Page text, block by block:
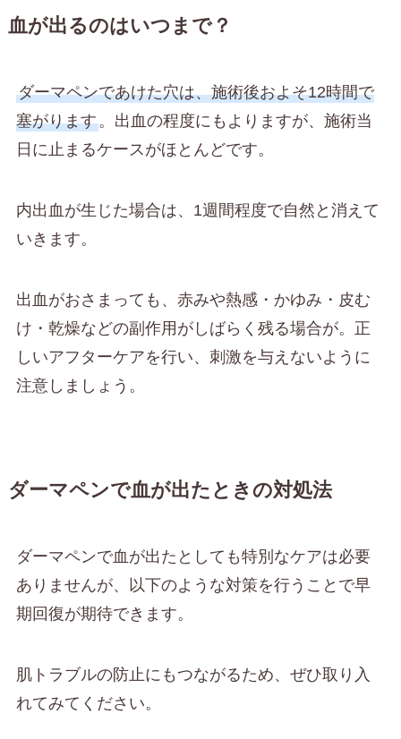
血が出るのはいつまで？
ダーマペンであけた穴は、施術後およそ12時間で
塞がります。出血の程度にもよりますが、施術当
日に止まるケースがほとんどです。
内出血が生じた場合は、1週間程度で自然と消えて
いきます。
出血がおさまっても、赤みや熱感・かゆみ・皮む
け・乾燥などの副作用がしばらく残る場合が。正
しいアフターケアを行い、刺激を与えないように
注意しましょう。
ダーマペンで血が出たときの対処法
ダーマペンで血が出たとしても特別なケアは必要
ありませんが、以下のような対策を行うことで早
期回復が期待できます。
肌トラブルの防止にもつながるため、ぜひ取り入
れてみてください。